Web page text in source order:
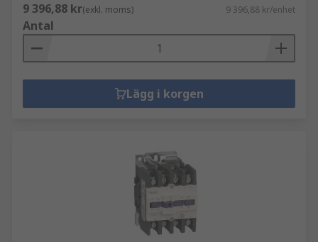
9 396,88 kr(exkl. moms) 9 396,88 kr/enhet
Antal
Lägg i korgen